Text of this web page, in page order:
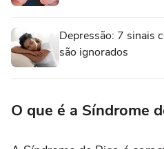
Depressão: 7 sinais
são ignorados
O que é a Síndrome